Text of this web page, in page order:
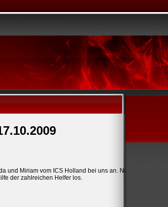
und Miriam vom ICS Holland bei uns an. Nach einer
der zahlreichen Helfer los.